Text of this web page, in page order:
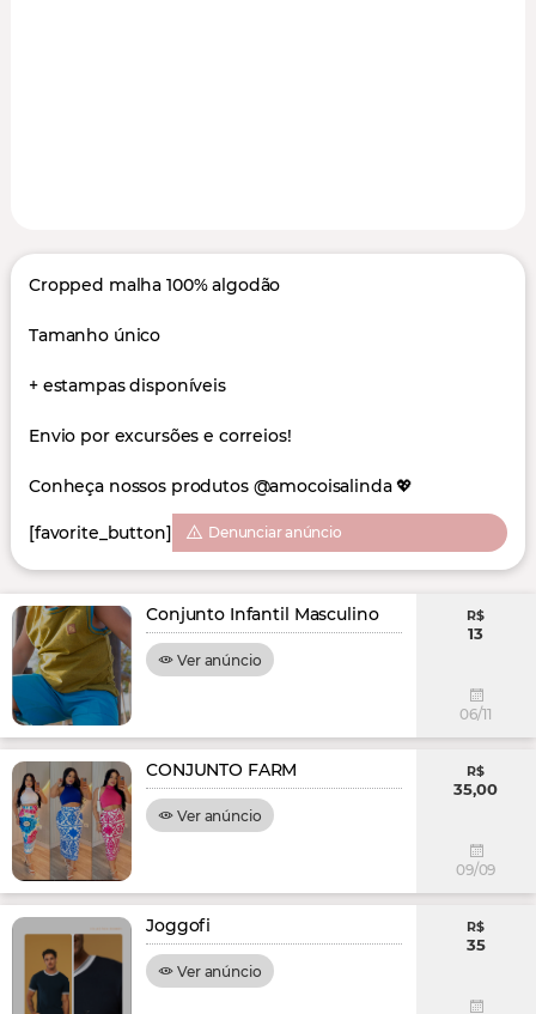
Cropped malha 100% algodão
Tamanho único
+ estampas disponíveis
Envio por excursões e correios!
Conheça nossos produtos @amocoisalinda 💖
[favorite_button] Denunciar anúncio
Conjunto Infantil Masculino
Ver anúncio
R$
13
06/11
CONJUNTO FARM
Ver anúncio
R$
35,00
09/09
Joggofi
Ver anúncio
R$
35